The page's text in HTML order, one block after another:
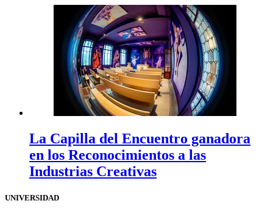
La Capilla del Encuentro ganadora
en los Reconocimientos a las
Industrias Creativas
UNIVERSIDAD